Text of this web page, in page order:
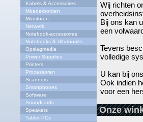
Kabels & Accessoires
Moederborden
Monitoren
Netwerk
Notebook-accessoires
Notebooks & Ultrabooks
Opslagmedia
Power Supplies
Printers
Processoren
Scanners
Smartphones
Software
Soundcards
Speakers
Tablet PCs
Wij richten
Bij ons kan
een
Tevens
volledige
U kan bij ons
Ook indien
voor een
Onze